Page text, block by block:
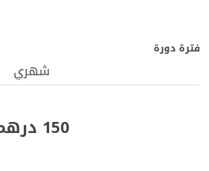
فترة دورة
150 درهم